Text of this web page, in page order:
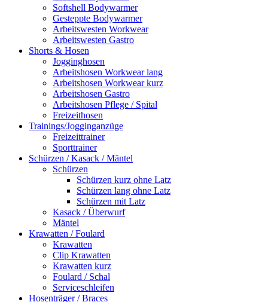
Softshell Bodywarmer
Gesteppte Bodywarmer
Arbeitswesten Workwear
Arbeitswesten Gastro
Shorts & Hosen
Jogginghosen
Arbeitshosen Workwear lang
Arbeitshosen Workwear kurz
Arbeitshosen Gastro
Arbeitshosen Pflege / Spital
Freizeithosen
Trainings/Jogginganzüge
Freizeittrainer
Sporttrainer
Schürzen / Kasack / Mäntel
Schürzen
Schürzen kurz ohne Latz
Schürzen lang ohne Latz
Schürzen mit Latz
Kasack / Überwurf
Mäntel
Krawatten / Foulard
Krawatten
Clip Krawatten
Krawatten kurz
Foulard / Schal
Serviceschleifen
Hosenträger / Braces